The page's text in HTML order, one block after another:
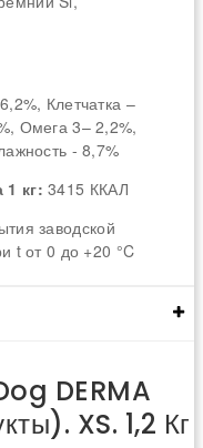
Клетчатка –
Омега 3– 2,2%,
- 8,7%
1 кг: 3415 ККАЛ
заводской
t от 0 до +20 °C
DERMA
XS. 1,2 Кг